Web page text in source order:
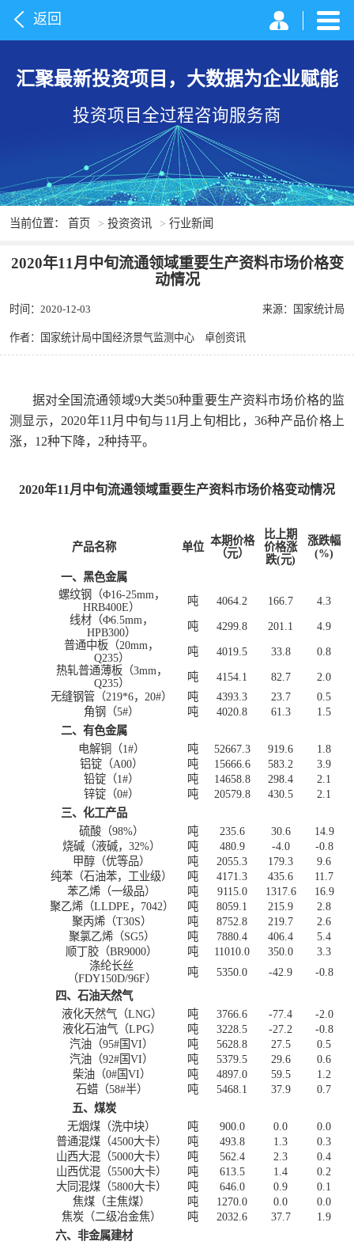
返回
汇聚最新投资项目，大数据为企业赋能
投资项目全过程咨询服务商
当前位置： 首页 > 投资资讯 > 行业新闻
2020年11月中旬流通领域重要生产资料市场价格变
动情况
时间：2020-12-03 来源：国家统计局
作者：国家统计局中国经济景气监测中心 卓创资讯
据对全国流通领域9大类50种重要生产资料市场价格的监
测显示，2020年11月中旬与11月上旬相比，36种产品价格上
涨，12种下降，2种持平。
2020年11 月中旬流通领域重要生产资料市场价格变动情况
产品名称 单位 本期价格
（元）
比上期
价格涨
跌(元)
涨跌幅
(%)
一、黑色金属
螺纹钢（Φ16-25mm，
HRB400E） 吨 4064.2 166.7
4.3
线材（Φ6.5mm，
HPB300） 吨 4299.8 201.1
4.9
普通中板（20mm，
Q235） 吨 4019.5 33.8
0.8
热轧普通薄板（3mm，
Q235） 吨 4154.1 82.7
2.0
无缝钢管（219*6， 20#） 吨 4393.3 23.7
0.5
角钢（5#） 吨 4020.8 61.3
1.5
二、有色金属
电解铜（1#） 吨 52667.3 919.6
1.8
铝锭（A00） 吨 15666.6 583.2
3.9
铅锭（1#） 吨 14658.8 298.4
2.1
锌锭（0#） 吨 20579.8 430.5
2.1
三、化工产品
硫酸（98%） 吨 235.6 30.6
14.9
烧碱（液碱，32%） 吨 480.9 -4.0
-0.8
甲醇（优等品）
吨 2055.3 179.3
9.6
纯苯（石油苯，工业级）
吨 4171.3 435.6
11.7
苯乙烯（一级品）
吨 9115.0 1317.6
16.9
聚乙烯（LLDPE， 7042） 吨 8059.1 215.9
2.8
聚丙烯（T30S） 吨 8752.8 219.7
2.6
聚氯乙烯（SG5） 吨 7880.4 406.4
5.4
顺丁胶（BR9000） 吨 11010.0 350.0
3.3
涤纶长丝
（FDY150D/96F） 吨 5350.0 -42.9
-0.8
四、石油天然气
液化天然气（LNG） 吨 3766.6 -77.4
-2.0
液化石油气（LPG） 吨 3228.5 -27.2
-0.8
汽油（95#国VI） 吨 5628.8 27.5
0.5
汽油（92#国VI） 吨 5379.5 29.6
0.6
柴油（0#国VI） 吨 4897.0 59.5
1.2
石蜡（58#半） 吨 5468.1 37.9
0.7
五、煤炭
无烟煤（洗中块）
吨 900.0 0.0
0.0
普通混煤（4500大卡） 吨 493.8 1.3
0.3
山西大混（5000大卡） 吨 562.4 2.3
0.4
山西优混（5500大卡） 吨 613.5 1.4
0.2
大同混煤（5800大卡） 吨 646.0 0.9
0.1
焦煤（主焦煤）
吨 1270.0 0.0
0.0
焦炭（二级冶金焦）
吨 2032.6 37.7
1.9
六、非金属建材